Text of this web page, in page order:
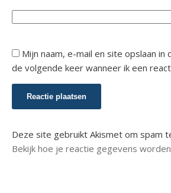
Mijn naam, e-mail en site opslaan
de volgende keer wanneer ik een
Deze site gebruikt Akismet om spam
Bekijk hoe je reactie gegevens